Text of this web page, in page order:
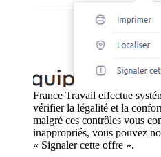
France Travail effectue
vérifier la légalité et la
malgré ces contrôles vous
inappropriés, vous pouvez
« Signaler cette offre ».